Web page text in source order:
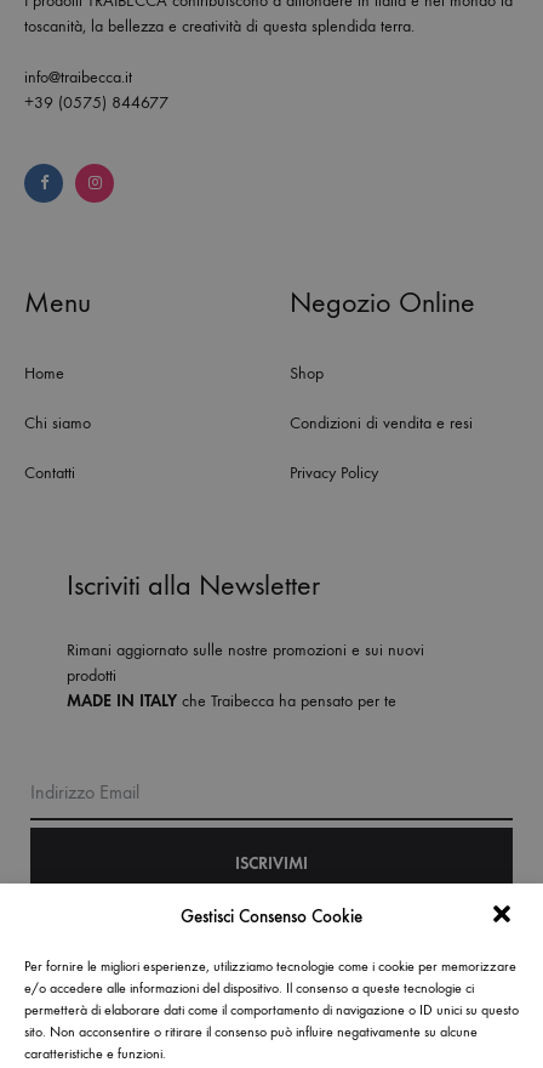
Gestisci Consenso Cookie
Per fornire le migliori esperienze, utilizziamo tecnologie come i cookie per memorizzare
e/o accedere alle informazioni del dispositivo. Il consenso a queste tecnologie ci
permetterà di elaborare dati come il comportamento di navigazione o ID unici su questo
sito. Non acconsentire o ritirare il consenso può influire negativamente su alcune
caratteristiche e funzioni.
toscanità, la bellezza e creatività di questa splendida terra.
info@traibecca.it
+39 (0575) 844677
Menu
Home
Chi siamo
Contatti
Negozio Online
Shop
Condizioni di vendita e resi
Privacy Policy
Iscriviti alla Newsletter
Rimani aggiornato sulle nostre promozioni e sui nuovi
prodotti
MADE IN ITALY che Traibecca ha pensato per te
Indirizzo Email
Acconsento al trattamento dei miei dati personali in merito
alla mia richiesta.Leggi la policy